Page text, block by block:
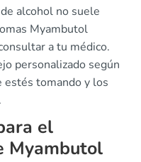
alcohol no suele
Myambutol
a tu médico.
personalizado según
estés tomando y los
el
Myambutol